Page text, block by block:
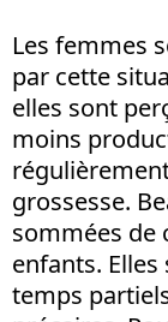
Les femmes
par cette
elles sont
moins
grossesse.
sommées de
enfants.
temps